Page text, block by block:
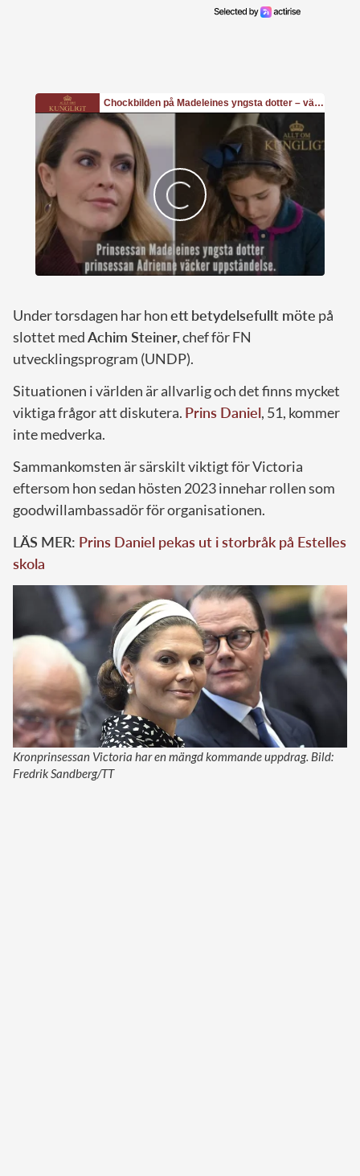
Under torsdagen har honett betydelsefullt möte på
slottet medAchim Steiner,chef för FN
utvecklingsprogram (UNDP).
Situationen i världen är allvarlig och det finns mycket
viktiga frågor att diskutera. Prins Daniel, 51, kommer
inte medverka.
Sammankomsten är särskilt viktigt för Victoria
eftersom hon sedan hösten 2023 innehar rollen som
goodwillambassadör för organisationen.
LÄS MER: Prins Daniel pekas ut i storbråk på Estelles
skola
Kronprinsessan Victoria har en mängd kommande uppdrag. Bild:
Fredrik Sandberg/TT